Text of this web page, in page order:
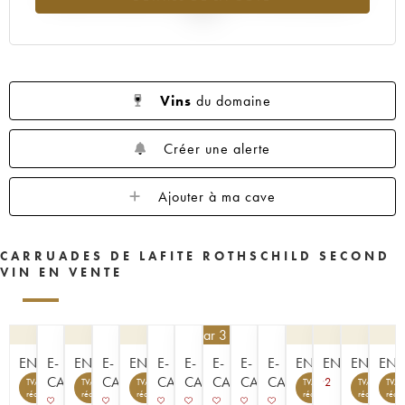
Vins du domaine
Créer une alerte
Ajouter à ma cave
CARRUADES DE LAFITE ROTHSCHILD SECOND
VIN EN VENTE
ENCHÈRE
TVA
récupérable
E-
CAVISTE
ENCHÈRE
TVA
récupérable
E-
CAVISTE
ENCHÈRE
TVA
récupérable
E-
CAVISTE
E-
CAVISTE
par 3 | -10%
E-
CAVISTE
E-
CAVISTE
E-
CAVISTE
ENCHÈRE
TVA
récupérable
ENCHÈRE
2
TVA
récupérable
TVA